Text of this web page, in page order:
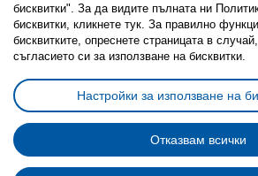
Политика за използване на
Избор на настройки за използване
Условия за ползване на ikea.bgОбща
Политика за защита на личните
Общи условия на програма
Политика за защита на лични данни на
бисквитки". За да видите пълната ни
бисквитки, кликнете тук. За правилно
бисквитките, опреснете страницата в
съгласието си за използване на бисквитки.
Настройки за използване на
Отказвам всички